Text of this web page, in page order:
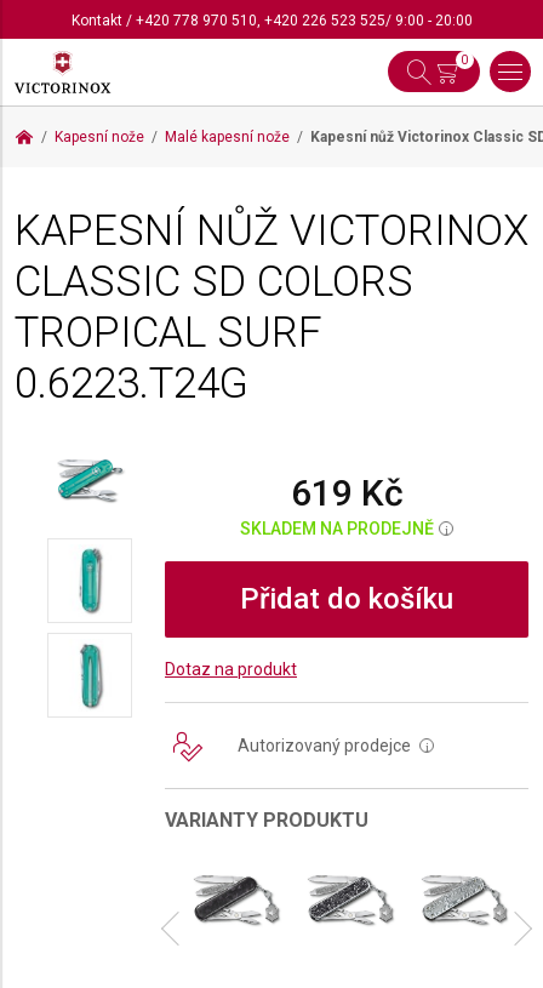
Kontakt/ +420 778 970 510, +420 226 523 525/ 9:00 - 20:00
0
Kapesní nože Malé kapesní nože Kapesní nůž Victorinox Classic
KAPESNÍ NŮŽ VICTORINOX
CLASSIC SD COLORS
TROPICAL SURF
0.6223.T24G
619 Kč
SKLADEM NA PRODEJNĚ i
Přidat do košíku
Dotaz na produkt
Autorizovaný prodejce i
VARIANTY PRODUKTU